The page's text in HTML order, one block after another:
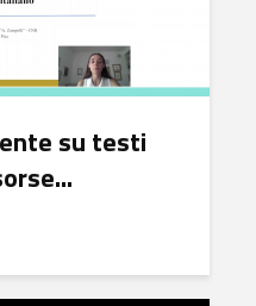
su testi